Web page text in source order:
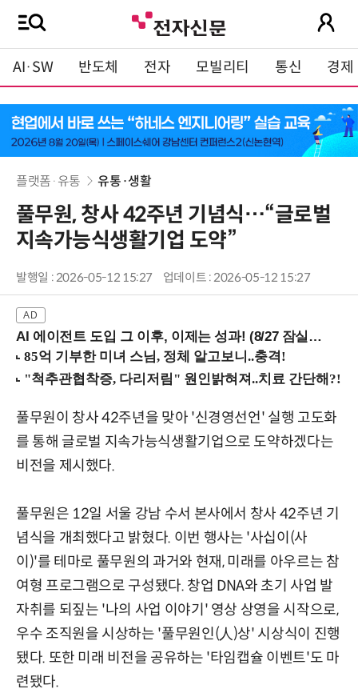
AI·SW 반도체 전자 모빌리티 통신 경제
플랫폼·유통 유통·생활
풀무원, 창사 42주년 기념식…“글로벌
지속가능식생활기업 도약”
발행일 : 2026-05-12 15:27 업데이트 : 2026-05-12 15:27
AI 에이전트 도입 그 이후, 이제는 성과! (8/27 잠실역)
풀무원이 창사 42주년을 맞아 '신경영선언' 실행 고도화
를 통해 글로벌 지속가능식생활기업으로 도약하겠다는
비전을 제시했다.
풀무원은 12일 서울 강남 수서 본사에서 창사 42주년 기
념식을 개최했다고 밝혔다. 이번 행사는 '사십이(사
이)'를 테마로 풀무원의 과거와 현재, 미래를 아우르는 참
여형 프로그램으로 구성됐다. 창업 DNA와 초기 사업 발
자취를 되짚는 '나의 사업 이야기' 영상 상영을 시작으로,
우수 조직원을 시상하는 '풀무원인(人)상' 시상식이 진행
됐다. 또한 미래 비전을 공유하는 '타임캡슐 이벤트'도 마
련됐다.